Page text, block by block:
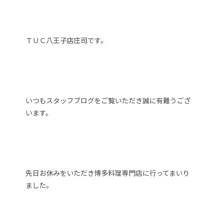
ＴＵＣ八王子店庄司です。
いつもスタッフブログをご覧いただき誠に有難うござ
います。
先日お休みをいただき博多料理専門店に行ってまいり
ました。